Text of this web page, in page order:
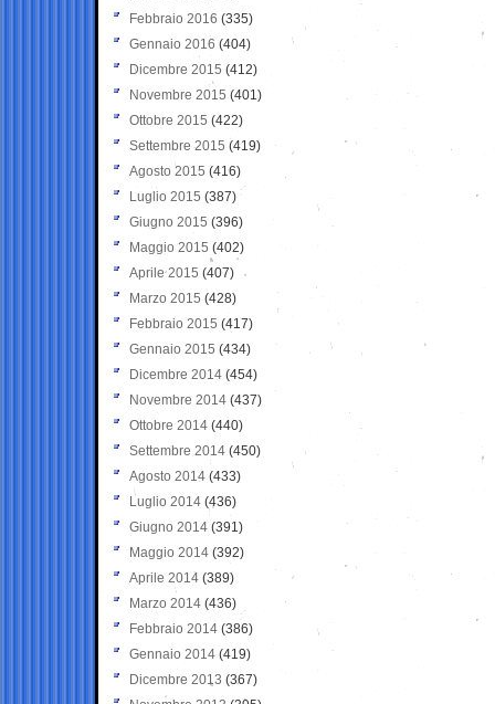
Febbraio 2016 (335)
Gennaio 2016 (404)
Dicembre 2015 (412)
Novembre 2015 (401)
Ottobre 2015 (422)
Settembre 2015 (419)
Agosto 2015 (416)
Luglio 2015 (387)
Giugno 2015 (396)
Maggio 2015 (402)
Aprile 2015 (407)
Marzo 2015 (428)
Febbraio 2015 (417)
Gennaio 2015 (434)
Dicembre 2014 (454)
Novembre 2014 (437)
Ottobre 2014 (440)
Settembre 2014 (450)
Agosto 2014 (433)
Luglio 2014 (436)
Giugno 2014 (391)
Maggio 2014 (392)
Aprile 2014 (389)
Marzo 2014 (436)
Febbraio 2014 (386)
Gennaio 2014 (419)
Dicembre 2013 (367)